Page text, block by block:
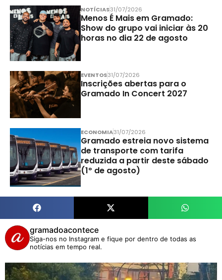
NOTÍCIAS31/07/2026
Menos É Mais em Gramado:
Show do grupo vai iniciar às 20
horas no dia 22 de agosto
EVENTOS31/07/2026
Inscrições abertas para o
Gramado In Concert 2027
ECONOMIA31/07/2026
Gramado estreia novo sistema
de transporte com tarifa
reduzida a partir deste sábado
(1º de agosto)
gramadoacontece
Siga-nos no Instagram e fique por dentro de todas as
notícias em tempo real.